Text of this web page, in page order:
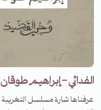
الفدائي - إبراهيم طوقان
عرفناها شارة مسلسل